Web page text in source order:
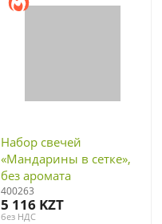
Набор свечей
«Мандарины в сетке»,
без аромата
400263
5 116 KZT
без НДС